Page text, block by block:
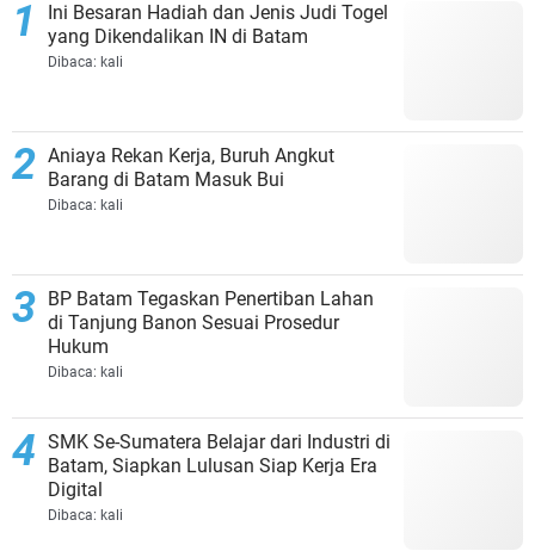
Ini Besaran Hadiah dan Jenis Judi Togel
yang Dikendalikan IN di Batam
Dibaca: kali
Aniaya Rekan Kerja, Buruh Angkut
Barang di Batam Masuk Bui
Dibaca: kali
BP Batam Tegaskan Penertiban Lahan
di Tanjung Banon Sesuai Prosedur
Hukum
Dibaca: kali
SMK Se-Sumatera Belajar dari Industri di
Batam, Siapkan Lulusan Siap Kerja Era
Digital
Dibaca: kali